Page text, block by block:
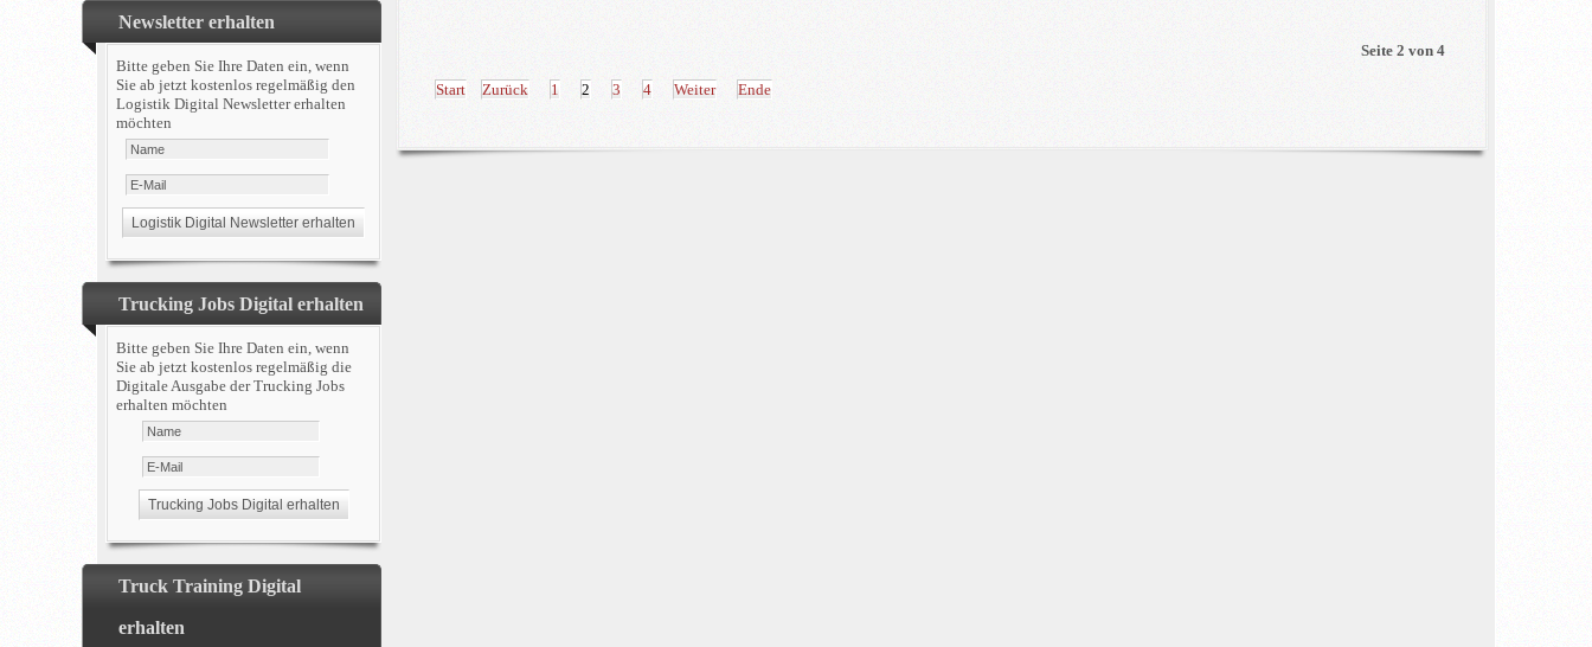
Newsletter erhalten
Bitte geben Sie Ihre Daten ein, wenn
Sie ab jetzt kostenlos regelmäßig den
Logistik Digital Newsletter erhalten
möchten
Trucking Jobs Digital erhalten
Bitte geben Sie Ihre Daten ein, wenn
Sie ab jetzt kostenlos regelmäßig die
Digitale Ausgabe der Trucking Jobs
erhalten möchten
Truck Training Digital
erhalten
Seite 2 von 4
Start Zurück 1 2 3 4 Weiter Ende